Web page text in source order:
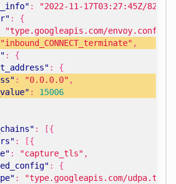
: "2022-11-17T03:27:45Z/82"
:
{
"type.googleapis.com/
"inbound_CONNECT_terminate" ,
:
{
:
{
: "0.0.0.0" ,
:
15006
:
[{
:
[{
: "capture_tls" ,
:
{
:
"type.googleapis.com/